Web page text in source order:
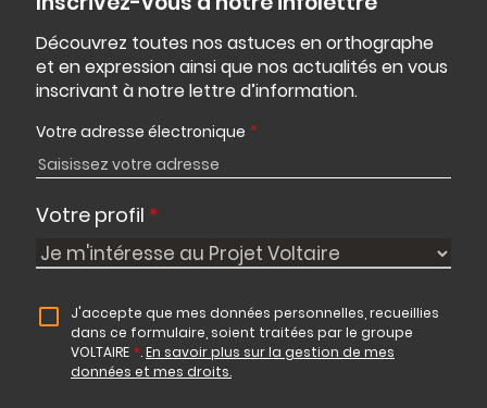
Découvrez toutes nos astuces en orthographe
et en expression ainsi que nos actualités en vous
inscrivant à notre lettre d’information.
Votre adresse électronique *
Votre profil *
J'accepte que mes données personnelles, recueillies
dans ce formulaire, soient traitées par le groupe
VOLTAIRE *.En savoir plus sur la gestion de mes
données et mes droits.